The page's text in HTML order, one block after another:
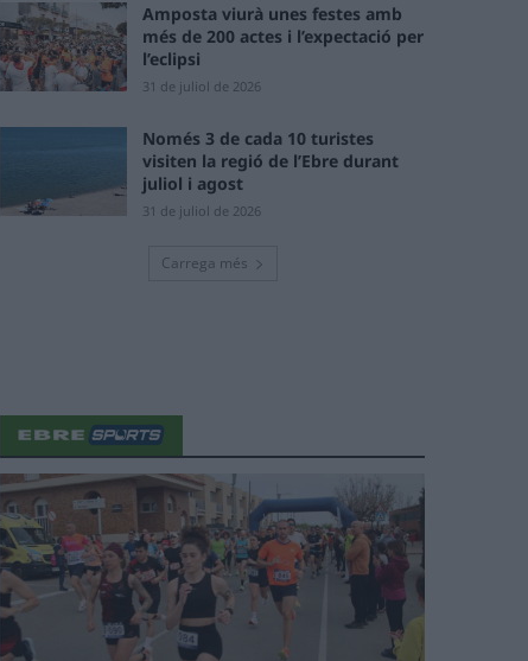
Amposta viurà unes festes amb
més de 200 actes i l’expectació per
l’eclipsi
31 de juliol de 2026
Només 3 de cada 10 turistes
visiten la regió de l’Ebre durant
juliol i agost
31 de juliol de 2026
Carrega més